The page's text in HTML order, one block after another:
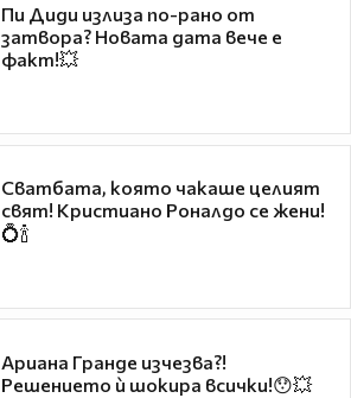
Пи Диди излиза по-рано от
затвора? Новата дата вече е
факт!💥
Сватбата, която чакаше целият
свят! Кристиано Роналдо се жени!
💍🍾
Ариана Гранде изчезва?!
Решението ѝ шокира всички!😯💥